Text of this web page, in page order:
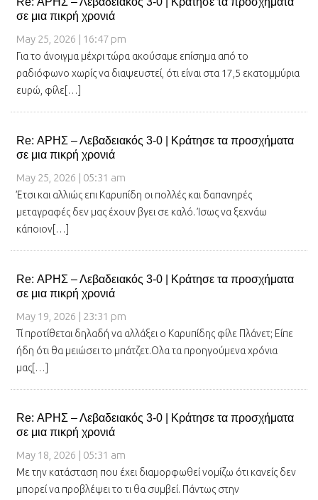
σε μια πικρή χρονιά
May 25, 2026 | 16:47 pm
Για το άνοιγμα μέχρι τώρα ακούσαμε επίσημα από το
ραδιόφωνο χωρίς να διαψευστεί, ότι είναι στα 17,5 εκατομμύρια
ευρώ, φίλε[…]
Re: ΑΡΗΣ – Λεβαδειακός 3-0 | Κράτησε τα προσχήματα
σε μια πικρή χρονιά
May 25, 2026 | 05:31 am
Έτσι και αλλιώς επι Καρυπίδη οι πολλές και δαπανηρές
μεταγραφές δεν μας έχουν βγει σε καλό. Ίσως να ξεχνάω
κάποιον[…]
Re: ΑΡΗΣ – Λεβαδειακός 3-0 | Κράτησε τα προσχήματα
σε μια πικρή χρονιά
May 19, 2026 | 23:31 pm
Τί προτίθεται δηλαδή να αλλάξει ο Καρυπίδης φίλε Πλάνετ; Είπε
ήδη ότι θα μειώσει το μπάτζετ.Ολα τα προηγούμενα χρόνια
μας[…]
Re: ΑΡΗΣ – Λεβαδειακός 3-0 | Κράτησε τα προσχήματα
σε μια πικρή χρονιά
May 18, 2026 | 05:31 am
Με την κατάσταση που έχει διαμορφωθεί νομίζω ότι κανείς δεν
μπορεί να προβλέψει το τι θα συμβεί. Πάντως στην